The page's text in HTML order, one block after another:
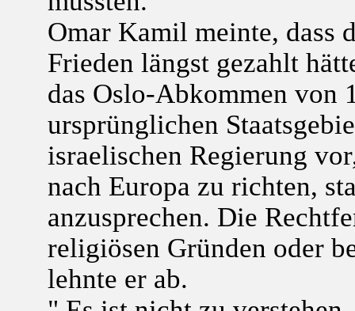
Omar Kamil meinte, dass
Frieden längst gezahlt
das Oslo-Abkommen von
ursprünglichen
israelischen Regierung
nach Europa zu richten,
anzusprechen. Die
religiösen Gründen oder
lehnte er ab.